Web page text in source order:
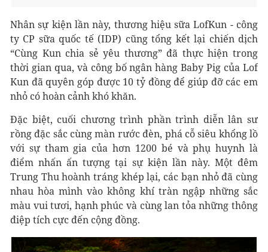
Nhân sự kiện lần này, thương hiệu sữa LofKun - công
ty CP sữa quốc tế (IDP) cũng tổng kết lại chiến dịch
“Cùng Kun chia sẻ yêu thương” đã thực hiện trong
thời gian qua, và công bố ngân hàng Baby Pig của Lof
Kun đã quyên góp được 10 tỷ đồng để giúp đỡ các em
nhỏ có hoàn cảnh khó khăn.
Đặc biệt, cuối chương trình phần trình diễn lân sư
rồng đặc sắc cùng màn rước đèn, phá cỗ siêu khổng lồ
với sự tham gia của hơn 1200 bé và phụ huynh là
điểm nhấn ấn tượng tại sự kiện lần này. Một đêm
Trung Thu hoành tráng khép lại, các bạn nhỏ đã cùng
nhau hòa mình vào không khí tràn ngập những sắc
màu vui tươi, hạnh phúc và cùng lan tỏa những thông
điệp tích cực đến cộng đồng.